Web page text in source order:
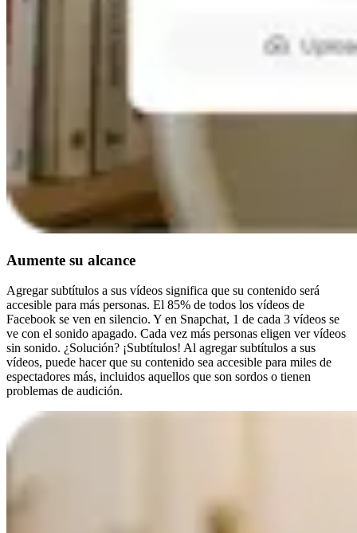
Aumente su alcance
Agregar subtítulos a sus vídeos significa que su contenido será
accesible para más personas. El 85% de todos los vídeos de
Facebook se ven en silencio. Y en Snapchat, 1 de cada 3 vídeos se
ve con el sonido apagado. Cada vez más personas eligen ver vídeos
sin sonido. ¿Solución? ¡Subtítulos! Al agregar subtítulos a sus
vídeos, puede hacer que su contenido sea accesible para miles de
espectadores más, incluidos aquellos que son sordos o tienen
problemas de audición.